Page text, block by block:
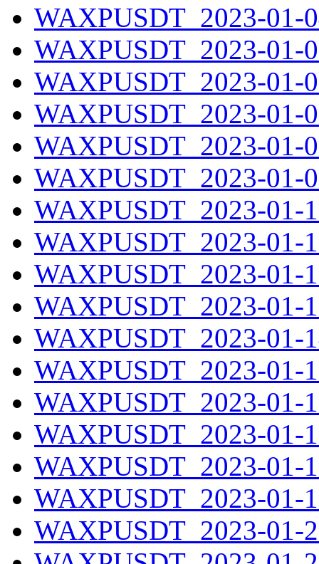
WAXPUSDT_2023-01-
WAXPUSDT_2023-01-
WAXPUSDT_2023-01-
WAXPUSDT_2023-01-
WAXPUSDT_2023-01-
WAXPUSDT_2023-01-
WAXPUSDT_2023-01-
WAXPUSDT_2023-01-
WAXPUSDT_2023-01-
WAXPUSDT_2023-01-
WAXPUSDT_2023-01-
WAXPUSDT_2023-01-
WAXPUSDT_2023-01-
WAXPUSDT_2023-01-
WAXPUSDT_2023-01-
WAXPUSDT_2023-01-
WAXPUSDT_2023-01-